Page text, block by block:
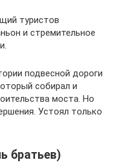
туристов
и стремительное
подвесной дороги
собирал и
моста. Но
Устоял только
братьев)